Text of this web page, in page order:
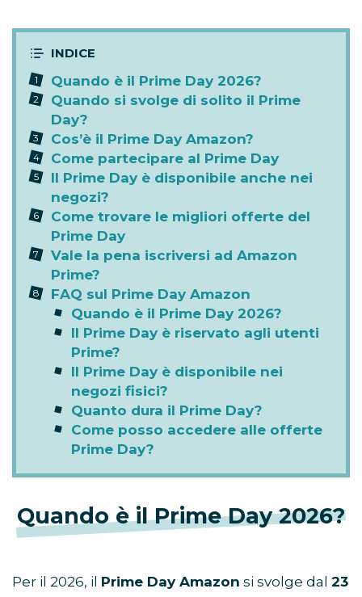
Quando è il Prime Day 2026?
Quando si svolge di solito il Prime
Day?
Cos’è il Prime Day Amazon?
Come partecipare al Prime Day
Il Prime Day è disponibile anche nei
negozi?
Come trovare le migliori offerte del
Prime Day
Vale la pena iscriversi ad Amazon
Prime?
FAQ sul Prime Day Amazon
Quando è il Prime Day 2026?
Il Prime Day è riservato agli utenti
Prime?
Il Prime Day è disponibile nei
negozi fisici?
Quanto dura il Prime Day?
Come posso accedere alle offerte
Prime Day?
Quando è il Prime Day 2026?
Per il 2026, il Prime Day Amazon si svolge dal 23